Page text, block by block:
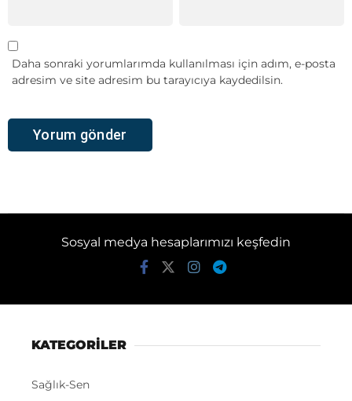
Daha sonraki yorumlarımda kullanılması için adım, e-posta
adresim ve site adresim bu tarayıcıya kaydedilsin.
Sosyal medya hesaplarımızı keşfedin
KATEGORİLER
Sağlık-Sen